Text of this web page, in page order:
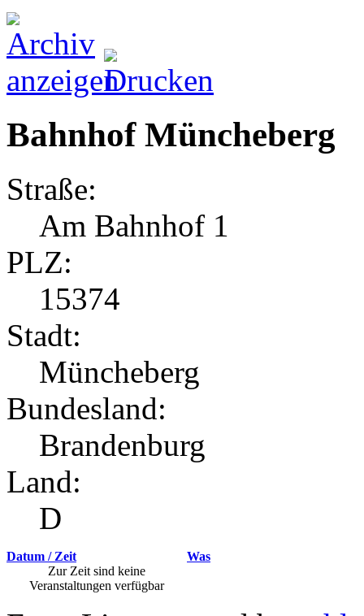
Bahnhof Müncheberg
Straße:
Am Bahnhof 1
PLZ:
15374
Stadt:
Müncheberg
Bundesland:
Brandenburg
Land:
D
Datum / Zeit
Was
Zur Zeit sind keine
Veranstaltungen verfügbar